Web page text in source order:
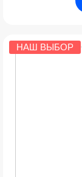
НАШ ВЫБОР